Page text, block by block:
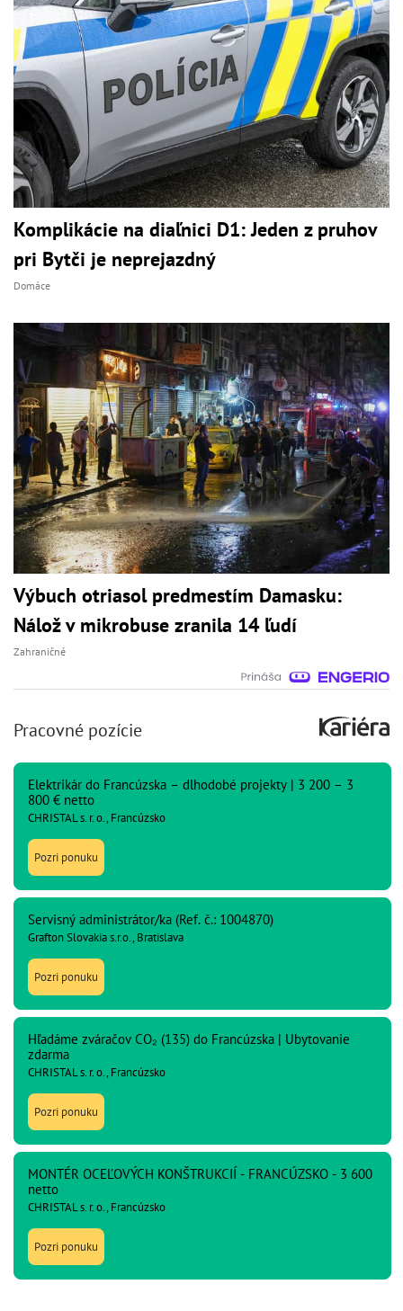
Komplikácie na diaľnici D1: Jeden z pruhov
pri Bytči je neprejazdný
Domáce
Výbuch otriasol predmestím Damasku:
Nálož v mikrobuse zranila 14 ľudí
Zahraničné
Pracovné pozície
Elektrikár do Francúzska – dlhodobé projekty | 3 200 – 3
800 € netto
CHRISTAL s. r. o., Francúzsko
Pozri ponuku
Servisný administrátor/ka (Ref. č.: 1004870)
Grafton Slovakia s.r.o., Bratislava
Pozri ponuku
Hľadáme zváračov CO₂ (135) do Francúzska | Ubytovanie
zdarma
CHRISTAL s. r. o., Francúzsko
Pozri ponuku
MONTÉR OCEĽOVÝCH KONŠTRUKCIÍ - FRANCÚZSKO - 3 600
netto
CHRISTAL s. r. o., Francúzsko
Pozri ponuku